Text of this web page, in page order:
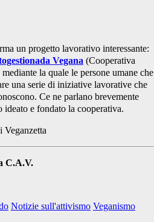
un progetto lavorativo interessante:
Vegana (Cooperativa
la quale le persone umane che
una serie di iniziative lavorative che
Ce ne parlano brevemente
e fondato la cooperativa.
Veganzetta
C.A.V.
Notizie sull'attivismo Veganismo